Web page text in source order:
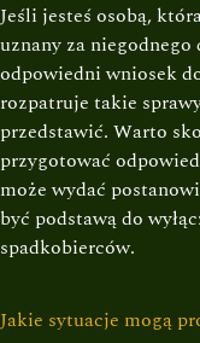
Jeśli jesteś osobą,
uznany za
odpowiedni wniosek
rozpatruje takie
przedstawić. Warto
przygotować
może wydać
być podstawą do
spadkobierców.
Jakie sytuacje mogą